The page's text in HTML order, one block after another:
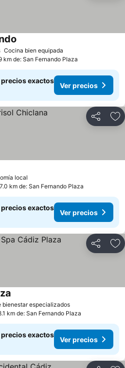
Cocina bien equipada
km de: San Fernando Plaza
exactos
Ver precios
Compartir
local
km de: San Fernando Plaza
exactos
Ver precios
Compartir
bienestar especializados
km de: San Fernando Plaza
exactos
Ver precios